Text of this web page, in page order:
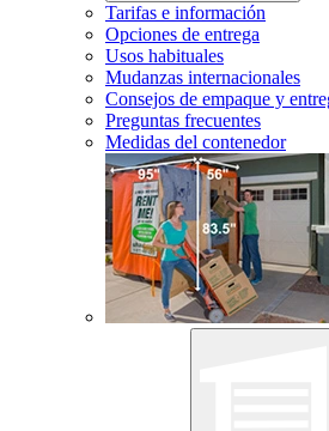
Tarifas e información
Opciones de entrega
Usos habituales
Mudanzas internacionales
Consejos de empaque y
Preguntas frecuentes
Medidas del contenedor